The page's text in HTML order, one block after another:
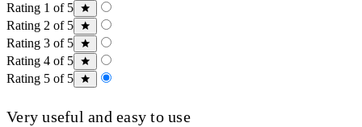
Rating 1 of 5
Rating 2 of 5
Rating 3 of 5
Rating 4 of 5
Rating 5 of 5
Very useful and easy to use